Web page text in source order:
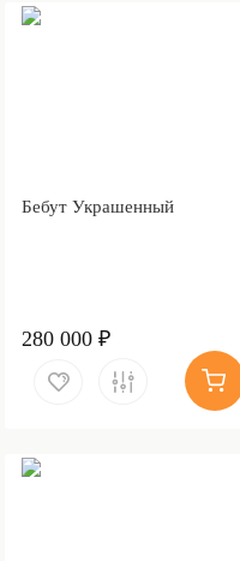
Бебут Украшенный
280 000 ₽